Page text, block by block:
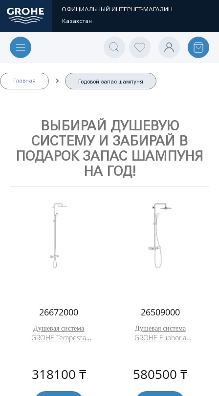
ОФИЦИАЛЬНЫЙ ИНТЕРНЕТ-МАГАЗИН
Казахстан
Главная Годовой запас шампуня
ВЫБИРАЙ ДУШЕВУЮ
СИСТЕМУ И ЗАБИРАЙ В
ПОДАРОК ЗАПАС ШАМПУНЯ
НА ГОД!
26672000
Душевая система
GROHE Tempesta
(26672000)
318100 ₸
26509000
Душевая система
GROHE Euphoria
580500 ₸